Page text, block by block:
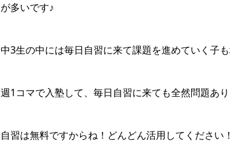
が多いです♪
中3生の中には毎日自習に来て課題を進めていく子
週1コマで入塾して、毎日自習に来ても全然問題あり
自習は無料ですからね！どんどん活用してください！